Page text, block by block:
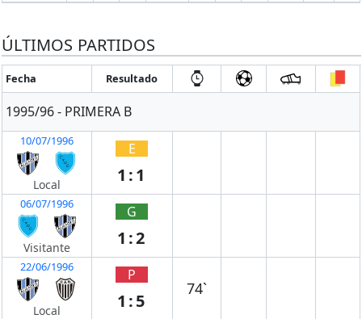
ÚLTIMOS PARTIDOS
Fecha Resultado
1995/96 - PRIMERA B
10/07/1996
Local
E
1:1
06/07/1996
Visitante
G
1:2
22/06/1996
Local
P
1:5
74`